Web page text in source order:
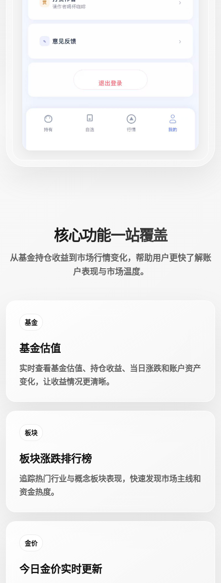
核心功能一站覆盖
从基金持仓收益到市场行情变化，帮助用户更快了解账
户表现与市场温度。
基金
基金估值
实时查看基金估值、持仓收益、当日涨跌和账户资产
变化，让收益情况更清晰。
板块
板块涨跌排行榜
追踪热门行业与概念板块表现，快速发现市场主线和
资金热度。
金价
今日金价实时更新